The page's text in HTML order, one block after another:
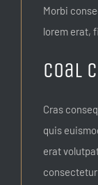
Morbi
lorem erat,
Coal
Cras
quis
erat